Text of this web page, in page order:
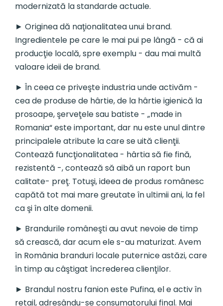
modernizată la standarde actuale.
► Originea dă naţionalitatea unui brand.
Ingredientele pe care le mai pui pe lângă - că ai
producţie locală, spre exemplu - dau mai multă
valoare ideii de brand.
► În ceea ce priveşte industria unde activăm -
cea de produse de hârtie, de la hârtie igienică la
prosoape, şerveţele sau batiste - „made in
Romania“ este important, dar nu este unul dintre
principalele atribute la care se uită clienţii.
Contează funcţionalitatea - hârtia să fie fină,
rezistentă -, contează să aibă un raport bun
calitate- preţ. Totuşi, ideea de produs românesc
capătă tot mai mare greutate în ultimii ani, la fel
ca şi în alte domenii.
► Brandurile româneşti au avut nevoie de timp
să crească, dar acum ele s-au maturizat. Avem
în România branduri locale puternice astăzi, care
în timp au câştigat încrederea clienţilor.
► Brandul nostru fanion este Pufina, el e activ în
retail, adresându-se consumatorului final. Mai